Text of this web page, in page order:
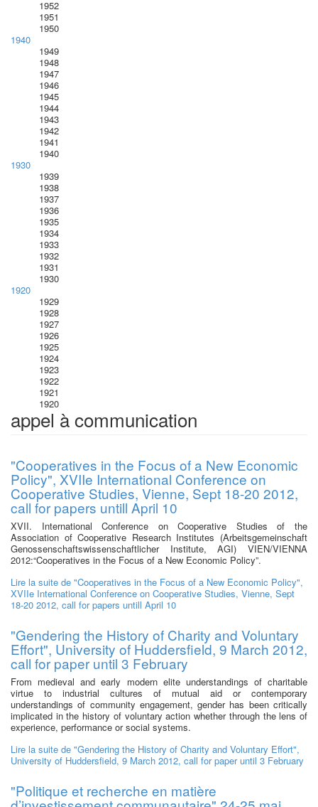
1952
1951
1950
1940
1949
1948
1947
1946
1945
1944
1943
1942
1941
1940
1930
1939
1938
1937
1936
1935
1934
1933
1932
1931
1930
1920
1929
1928
1927
1926
1925
1924
1923
1922
1921
1920
appel à communication
"Cooperatives in the Focus of a New Economic
Policy", XVIIe International Conference on
Cooperative Studies, Vienne, Sept 18-20 2012,
call for papers untill April 10
XVII. International Conference on Cooperative Studies of the
Association of Cooperative Research Institutes (Arbeitsgemeinschaft
Genossenschaftswissenschaftlicher Institute, AGI) VIEN/VIENNA
2012:“Cooperatives in the Focus of a New Economic Policy”.
Lire la suite de "Cooperatives in the Focus of a New Economic Policy",
XVIIe International Conference on Cooperative Studies, Vienne, Sept
18-20 2012, call for papers untill April 10
"Gendering the History of Charity and Voluntary
Effort", University of Huddersfield, 9 March 2012,
call for paper until 3 February
From medieval and early modern elite understandings of charitable
virtue to industrial cultures of mutual aid or contemporary
understandings of community engagement, gender has been critically
implicated in the history of voluntary action whether through the lens of
experience, performance or social systems.
Lire la suite de "Gendering the History of Charity and Voluntary Effort",
University of Huddersfield, 9 March 2012, call for paper until 3 February
"Politique et recherche en matière